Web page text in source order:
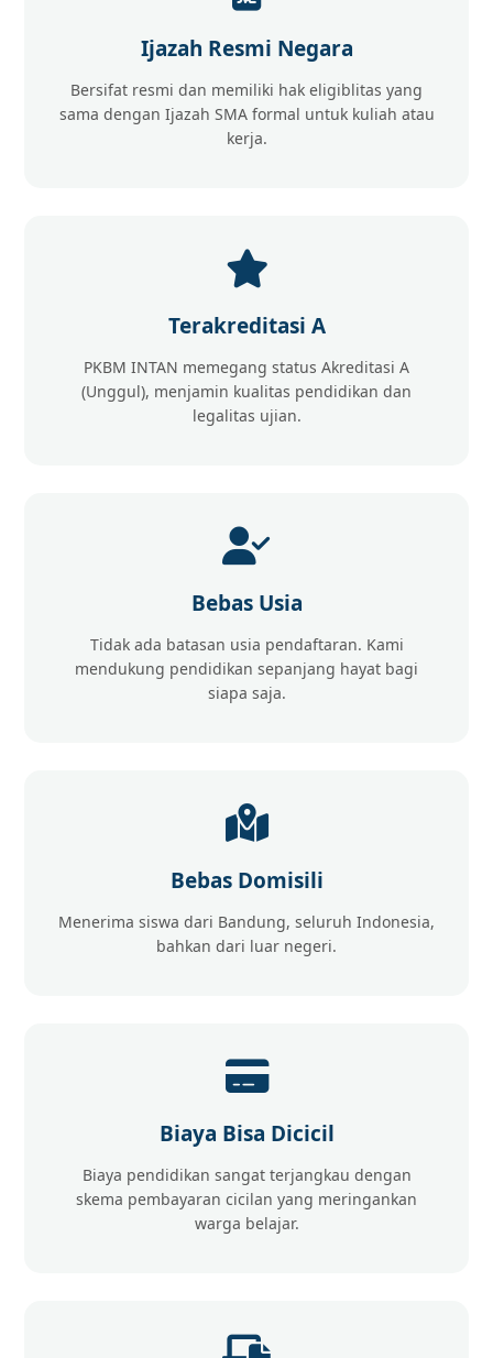
Ijazah Resmi Negara
Bersifat resmi dan memiliki hak eligiblitas yang
sama dengan Ijazah SMA formal untuk kuliah atau
kerja.
Terakreditasi A
PKBM INTAN memegang status Akreditasi A
(Unggul), menjamin kualitas pendidikan dan
legalitas ujian.
Bebas Usia
Tidak ada batasan usia pendaftaran. Kami
mendukung pendidikan sepanjang hayat bagi
siapa saja.
Bebas Domisili
Menerima siswa dari Bandung, seluruh Indonesia,
bahkan dari luar negeri.
Biaya Bisa Dicicil
Biaya pendidikan sangat terjangkau dengan
skema pembayaran cicilan yang meringankan
warga belajar.